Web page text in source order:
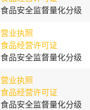
食品安全监督量化分级
营业执照
食品经营许可证
食品安全监督量化分级
营业执照
食品经营许可证
食品安全监督量化分级